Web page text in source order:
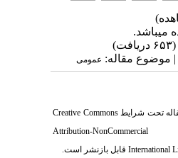
می​باشد.
(۶۵۳ دریافت)
موضوع مقاله: عمومى
تحت شرایطCreative Commons
Attribution-
International قابل بازنشر است.